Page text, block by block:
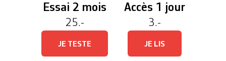
Essai 2 mois
25.-
JE TESTE
Accès 1 jour
3.-
JE LIS